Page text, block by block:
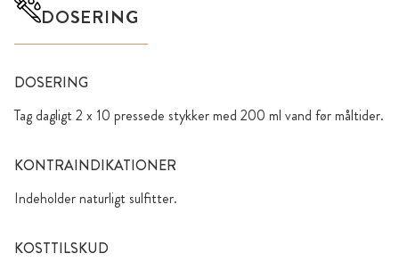
DOSERING
DOSERING
Tag dagligt 2 x 10 pressede stykker med 200 ml vand før måltider.
KONTRAINDIKATIONER
Indeholder naturligt sulfitter.
KOSTTILSKUD